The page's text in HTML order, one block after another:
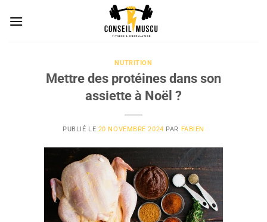
NUTRITION
Mettre des protéines dans son
assiette à Noël ?
PUBLIÉ LE 20 NOVEMBRE 2024 PAR FABIEN